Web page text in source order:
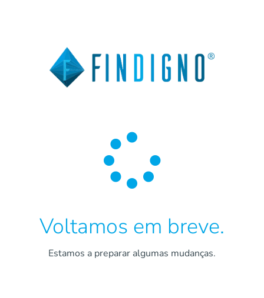

Voltamos em breve.
Estamos a preparar algumas mudanças.